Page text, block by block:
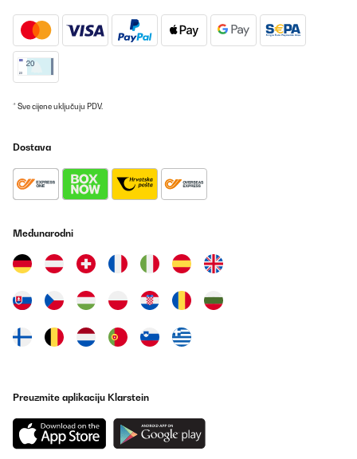
* Sve cijene uključuju PDV.
Dostava
Međunarodni
Preuzmite aplikaciju Klarstein